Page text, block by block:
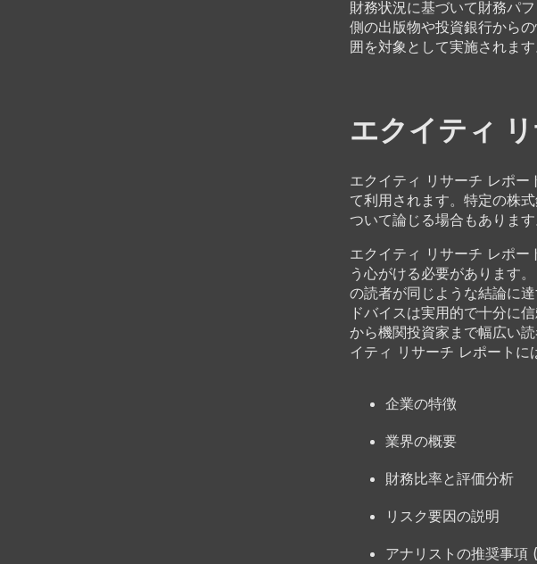
財務状況に基づいて財務パ
側の出版物や投資銀行から
囲を対象として実施されます
エクイティ
エクイティ リサーチ レポー
て利用されます。特定の株
ついて論じる場合もあります
エクイティ リサーチ レポー
う心がける必要があります
の読者が同じような結論に
ドバイスは実用的で十分に
から機関投資家まで幅広い
イティ リサーチ レポートに
企業の特徴
業界の概要
財務比率と評価分析
リスク要因の説明
アナリストの推奨事項